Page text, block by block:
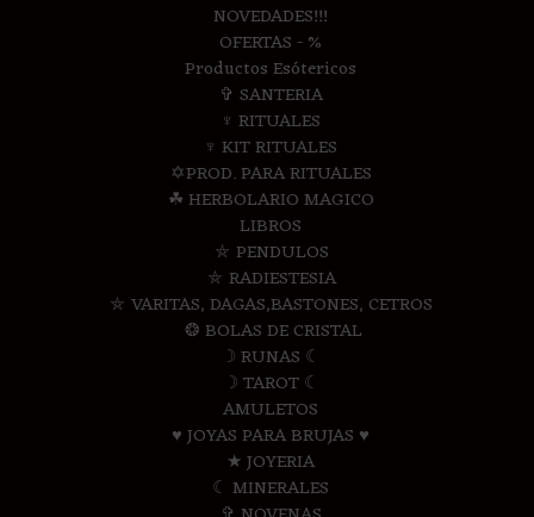
NOVEDADES!!!
OFERTAS - %
Productos Esótericos
✞ SANTERIA
♆ RITUALES
♆ KIT RITUALES
✡PROD. PARA RITUALES
☘ HERBOLARIO MAGICO
LIBROS
⛤ PENDULOS
⛤ RADIESTESIA
⛤ VARITAS, DAGAS,BASTONES, CETROS
❂ BOLAS DE CRISTAL
☽ RUNAS ☾
☽ TAROT ☾
AMULETOS
♥ JOYAS PARA BRUJAS ♥
★ JOYERIA
☾ MINERALES